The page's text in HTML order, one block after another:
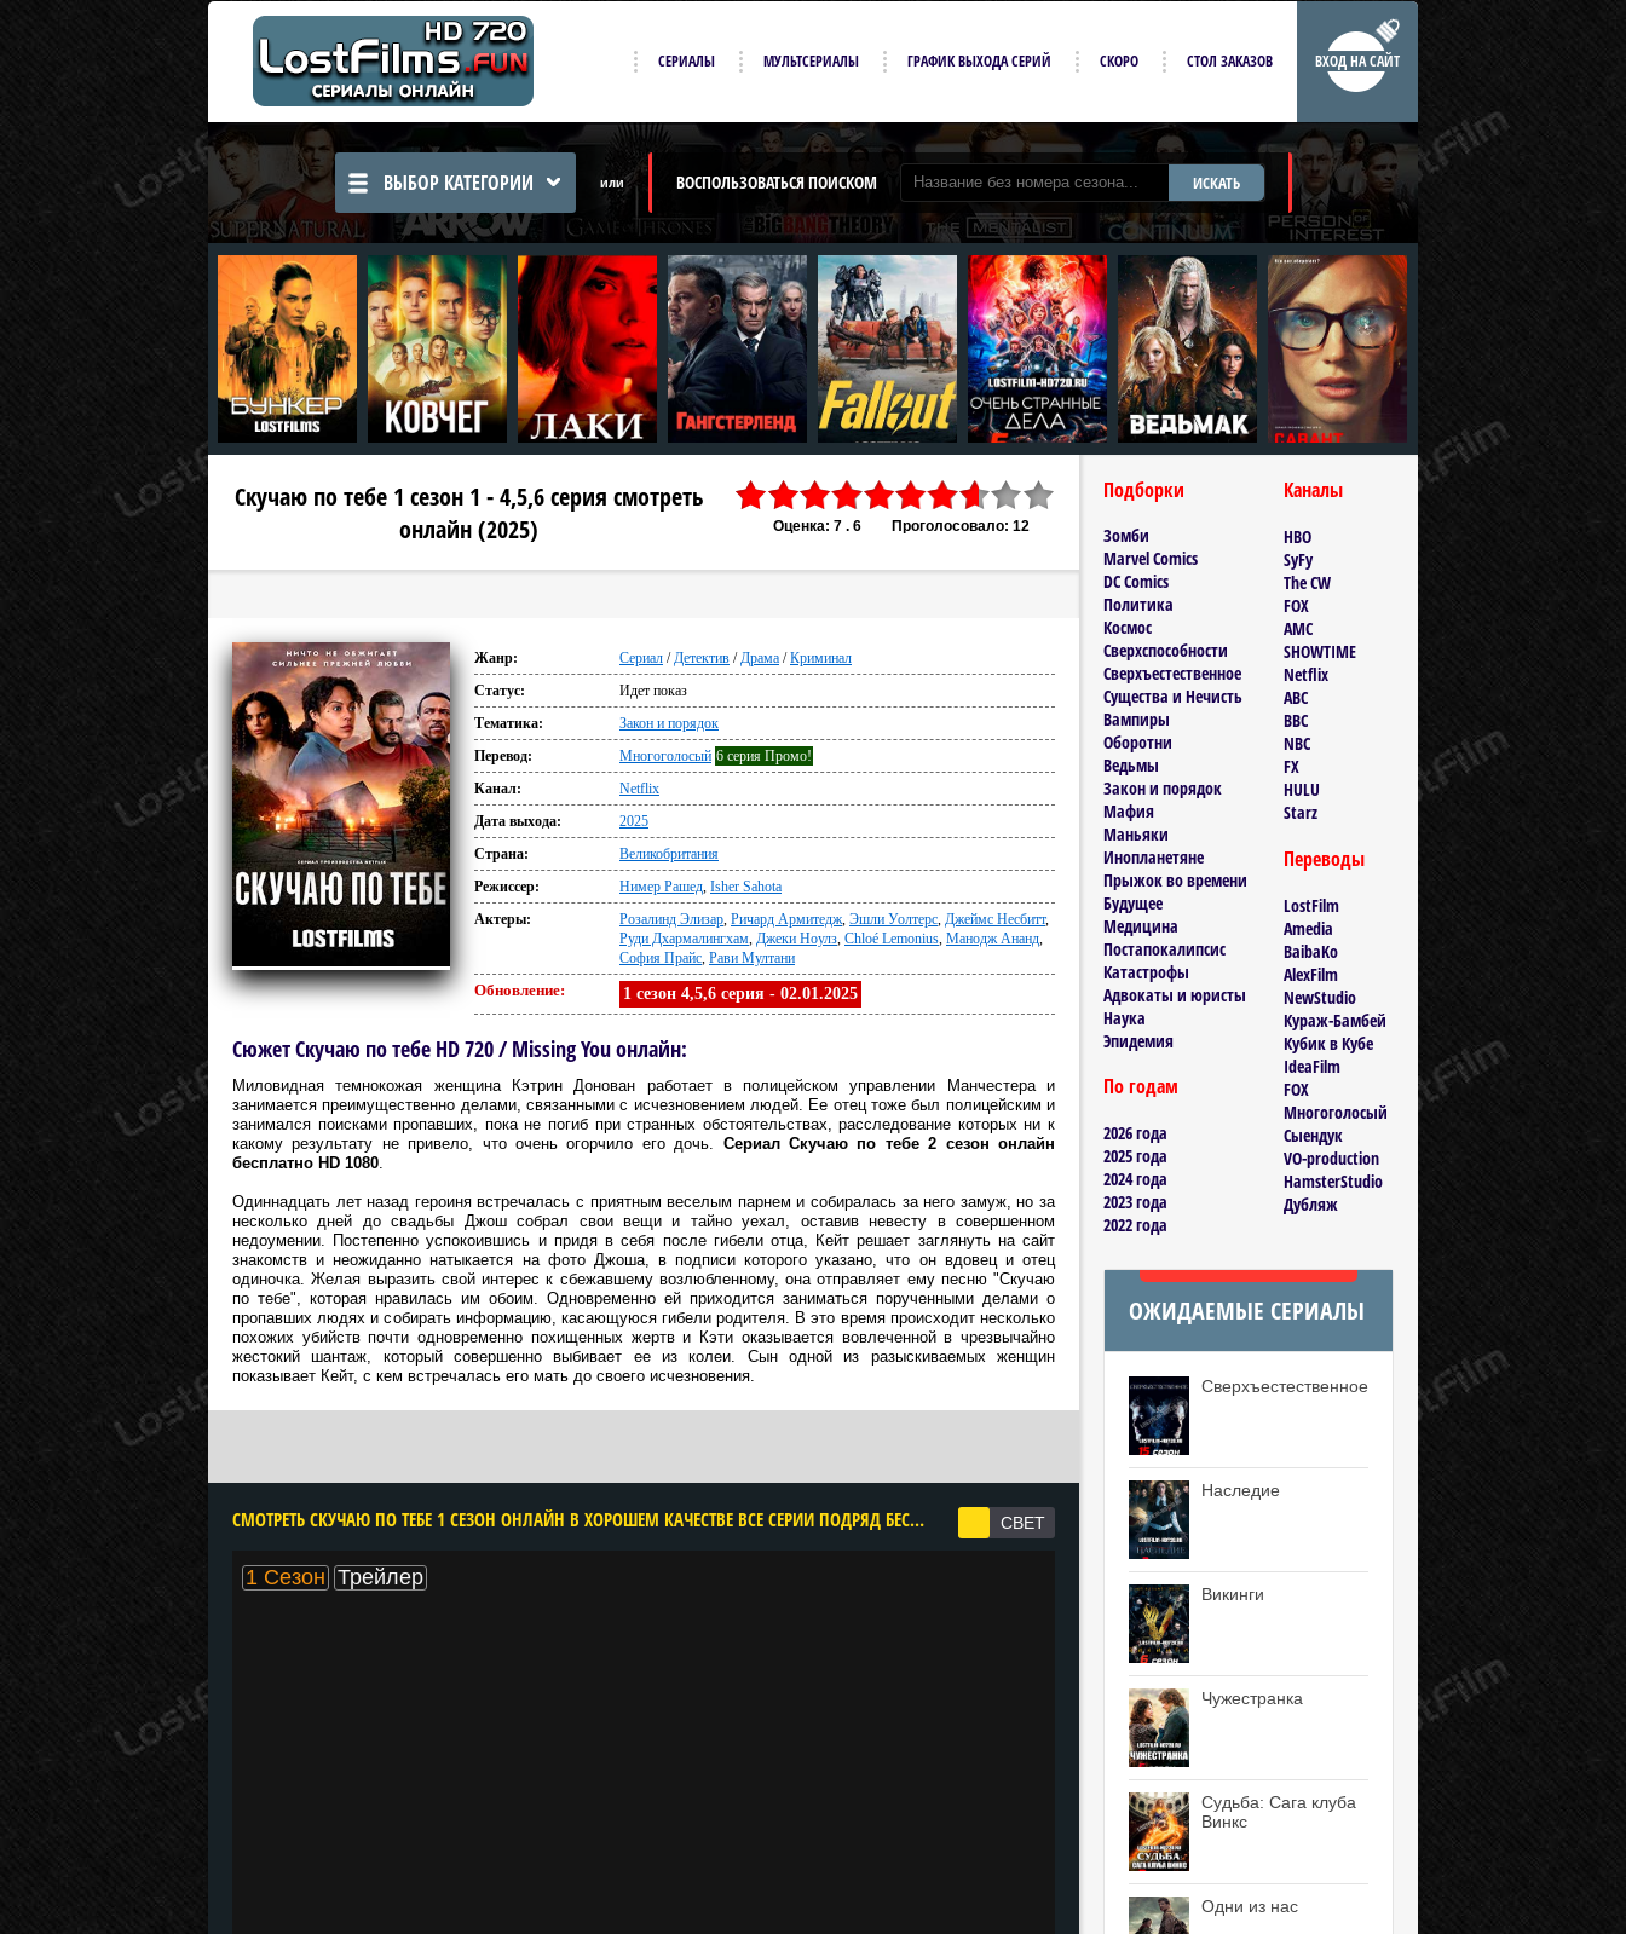
ВХОД НА САЙТ
СЕРИАЛЫ МУЛЬТСЕРИАЛЫ ГРАФИК ВЫХОДА СЕРИЙ СКОРО СТОЛ ЗАКАЗОВ
ВЫБОР КАТЕГОРИИ или ВОСПОЛЬЗОВАТЬСЯ ПОИСКОМ ИСКАТЬ
Оценка: 7 . 6 Проголосовало: 12
Скучаю по тебе 1 сезон 1 - 4,5,6 серия смотреть
онлайн (2025)
Жанр: Сериал /Детектив /Драма /Криминал
Статус:
Идет показ
Тематика:
Закон и порядок
Перевод:
Многоголосый 6 серия Промо!
Канал:
Netflix
Дата выхода:
2025
Страна:
Великобритания
Режиссер:
Нимер Рашед, Isher Sahota
Актеры:
Розалинд Элизар, Ричард Армитедж, Эшли Уолтерс, Джеймс Несбитт,
Руди Дхармалингхам, Джеки Ноулз, Chloé Lemonius, Манодж Ананд,
София Прайс, Рави Мултани
Обновление: 1 сезон 4,5,6 серия - 02.01.2025
Сюжет Скучаю по тебе HD 720 / Missing You онлайн:
Миловидная темнокожая женщина Кэтрин Донован работает в полицейском управлении Манчестера и
занимается преимущественно делами, связанными с исчезновением людей. Ее отец тоже был полицейским и
занимался поисками пропавших, пока не погиб при странных обстоятельствах, расследование которых ни к
какому результату не привело, что очень огорчило его дочь. Сериал Скучаю по тебе 2 сезон онлайн
бесплатно HD 1080.
Одиннадцать лет назад героиня встречалась с приятным веселым парнем и собиралась за него замуж, но за
несколько дней до свадьбы Джош собрал свои вещи и тайно уехал, оставив невесту в совершенном
недоумении. Постепенно успокоившись и придя в себя после гибели отца, Кейт решает заглянуть на сайт
знакомств и неожиданно натыкается на фото Джоша, в подписи которого указано, что он вдовец и отец
одиночка. Желая выразить свой интерес к сбежавшему возлюбленному, она отправляет ему песню "Скучаю
по тебе", которая нравилась им обоим. Одновременно ей приходится заниматься порученными делами о
пропавших людях и собирать информацию, касающуюся гибели родителя. В это время происходит несколько
похожих убийств почти одновременно похищенных жертв и Кэти оказывается вовлеченной в чрезвычайно
жестокий шантаж, который совершенно выбивает ее из колеи. Сын одной из разыскиваемых женщин
показывает Кейт, с кем встречалась его мать до своего исчезновения.
CМОТРЕТЬ СКУЧАЮ ПО ТЕБЕ 1 СЕЗОН ОНЛАЙН В ХОРОШЕМ КАЧЕСТВЕ ВСЕ СЕРИИ ПОДРЯД БЕСПЛАТНО
1 Сезон Трейлер
Подборки
Зомби
Marvel Comics
DC Comics
Политика
Космос
Сверхспособности
Сверхъестественное
Существа и Нечисть
Вампиры
Оборотни
Ведьмы
Закон и порядок
Мафия
Маньяки
Инопланетяне
Прыжок во времени
Будущее
Медицина
Постапокалипсис
Катастрофы
Адвокаты и юристы
Наука
Эпидемия
По годам
2026 года
2025 года
2024 года
2023 года
2022 года
Каналы
HBO
SyFy
The CW
FOX
AMC
SHOWTIME
Netflix
ABC
BBC
NBC
FX
HULU
Starz
Переводы
LostFilm
Amedia
BaibaKo
AlexFilm
NewStudio
Кураж-Бамбей
Кубик в Кубе
IdeaFilm
FOX
Многоголосый
Сыендук
VO-production
HamsterStudio
Дубляж
ОЖИДАЕМЫЕ СЕРИАЛЫ
Сверхъестественное
Наследие
Викинги
Чужестранка
Судьба: Сага клуба
Винкс
Одни из нас